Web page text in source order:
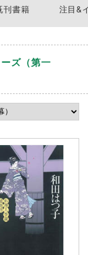
刊書籍 注目&
ズ（第一